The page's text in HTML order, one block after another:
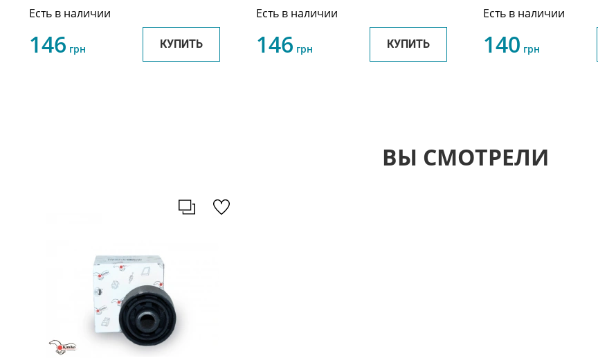
Есть в наличии
146 грн КУПИТЬ
Есть в наличии
146 грн КУПИТЬ
Есть в наличии
140 грн
ВЫ СМОТРЕЛИ